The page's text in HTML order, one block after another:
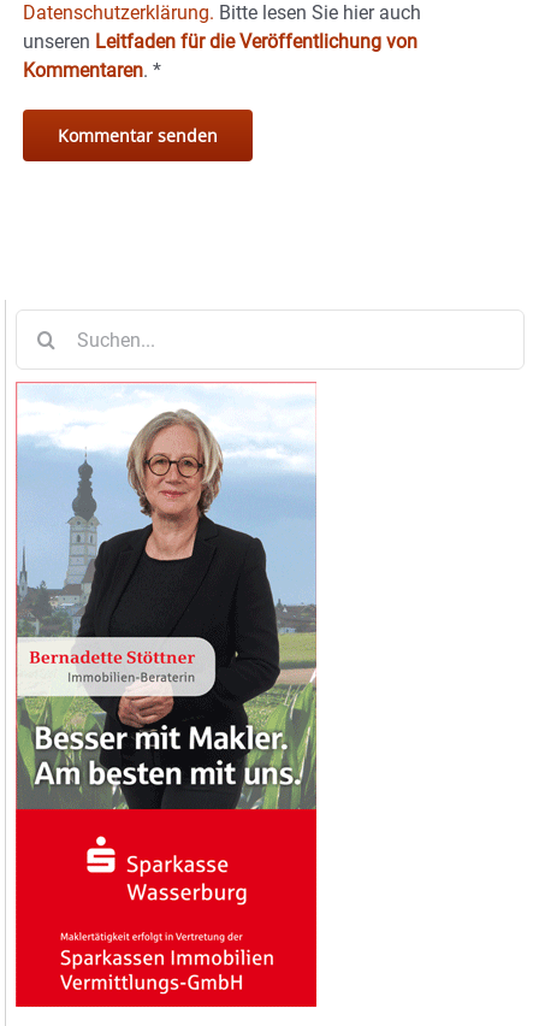
Datenschutzerklärung. Bitte lesen Sie hier auch
unseren Leitfaden für die Veröffentlichung von
Kommentaren. *
nach: